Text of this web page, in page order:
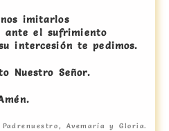
imitarlos
ante el sufrimiento
intercesión te pedimos.
Nuestro Señor.
Padrenuestro, Avemaría y Gloria.